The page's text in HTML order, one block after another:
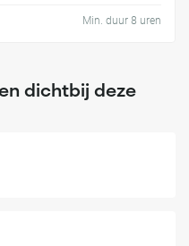
Min. duur 8 uren
dichtbij deze